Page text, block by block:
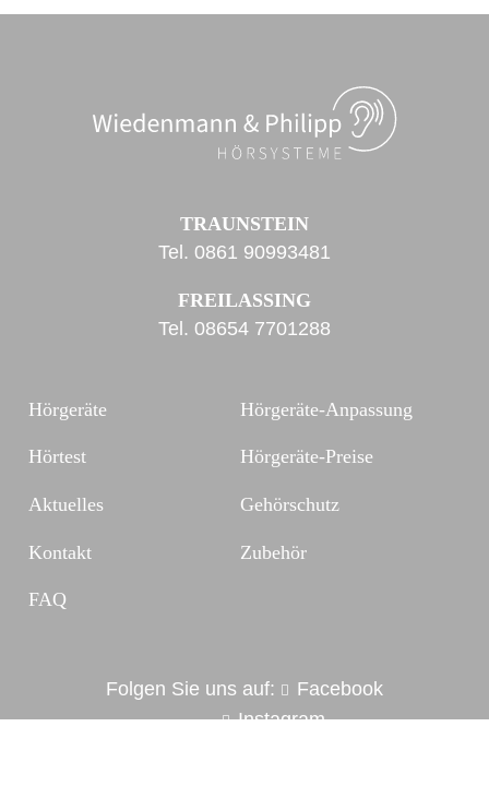
TRAUNSTEIN
Tel. 0861 90993481
FREILASSING
Tel. 08654 7701288
Hörgeräte
Hörtest
Aktuelles
Kontakt
FAQ
Hörgeräte-Anpassung
Hörgeräte-Preise
Gehörschutz
Zubehör
Folgen Sie uns auf:
Facebook
Instagram